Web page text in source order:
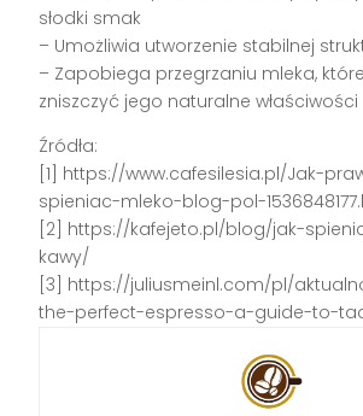
słodki smak
– Umożliwia utworzenie stabilnej
– Zapobiega przegrzaniu mleka,
zniszczyć jego naturalne właściwości
Źródła:
[1] https://www.cafesilesia.pl/Jak-
spieniac-mleko-blog-pol-
[2] https://kafejeto.pl/blog/jak-
kawy/
[3] https://juliusmeinl.com/pl/
the-perfect-espresso-a-guide-to-